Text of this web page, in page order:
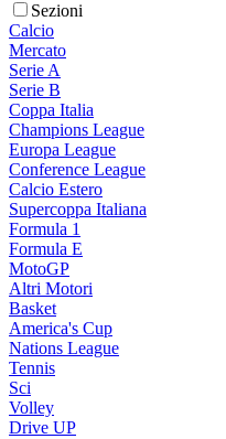
Sezioni
Calcio
Mercato
Serie A
Serie B
Coppa Italia
Champions League
Europa League
Conference League
Calcio Estero
Supercoppa Italiana
Formula 1
Formula E
MotoGP
Altri Motori
Basket
America's Cup
Nations League
Tennis
Sci
Volley
Drive UP